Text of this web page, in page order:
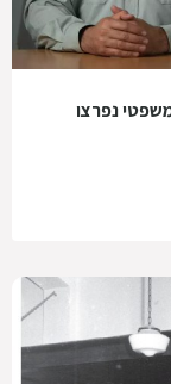
נפרצו